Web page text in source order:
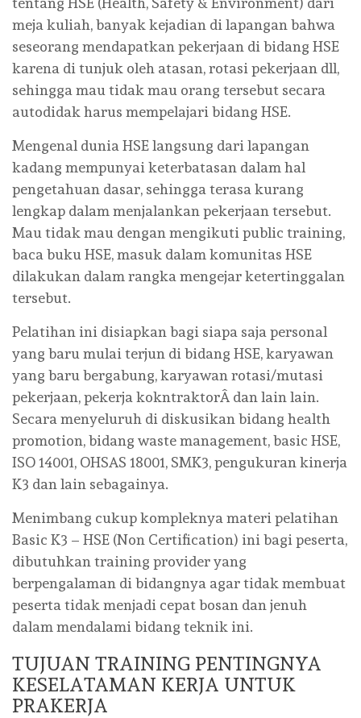
meja kuliah, banyak kejadian di lapangan bahwa
seseorang mendapatkan pekerjaan di bidang HSE
karena di tunjuk oleh atasan, rotasi pekerjaan dll,
sehingga mau tidak mau orang tersebut secara
autodidak harus mempelajari bidang HSE.
Mengenal dunia HSE langsung dari lapangan
kadang mempunyai keterbatasan dalam hal
pengetahuan dasar, sehingga terasa kurang
lengkap dalam menjalankan pekerjaan tersebut.
Mau tidak mau dengan mengikuti public training,
baca buku HSE, masuk dalam komunitas HSE
dilakukan dalam rangka mengejar ketertinggalan
tersebut.
Pelatihan ini disiapkan bagi siapa saja personal
yang baru mulai terjun di bidang HSE, karyawan
yang baru bergabung, karyawan rotasi/mutasi
pekerjaan, pekerja kokntraktorÂ dan lain lain.
Secara menyeluruh di diskusikan bidang health
promotion, bidang waste management, basic HSE,
ISO 14001, OHSAS 18001, SMK3, pengukuran kinerja
K3 dan lain sebagainya.
Menimbang cukup kompleknya materi pelatihan
Basic K3 – HSE (Non Certification) ini bagi peserta,
dibutuhkan training provider yang
berpengalaman di bidangnya agar tidak membuat
peserta tidak menjadi cepat bosan dan jenuh
dalam mendalami bidang teknik ini.
TUJUAN TRAINING PENTINGNYA
KESELATAMAN KERJA UNTUK
PRAKERJA